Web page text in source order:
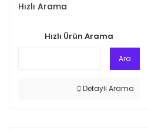
Hızlı Arama
Hızlı Ürün Arama
Ara
Detaylı Arama